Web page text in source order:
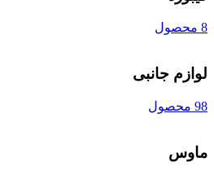
8 محصول
لوازم جانبی
98 محصول
ماوس